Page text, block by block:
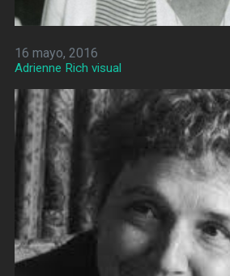
16 mayo, 2016
Adrienne Rich visual